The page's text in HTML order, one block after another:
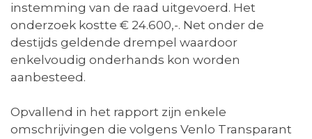
instemming van de raad uitgevoerd. Het
onderzoek kostte € 24.600,-. Net onder de
destijds geldende drempel waardoor
enkelvoudig onderhands kon worden
aanbesteed.
Opvallend in het rapport zijn enkele
omschrijvingen die volgens Venlo Transparant